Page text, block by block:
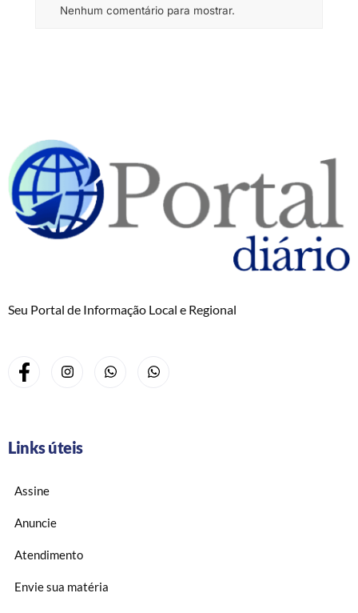
Nenhum comentário para mostrar.
Seu Portal de Informação Local e Regional
Links úteis
Assine
Anuncie
Atendimento
Envie sua matéria